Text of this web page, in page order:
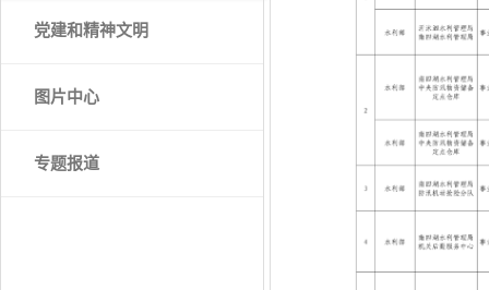
党建和精神文明
图片中心
专题报道